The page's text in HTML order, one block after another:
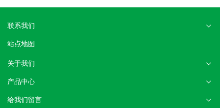
联系我们
站点地图
关于我们
产品中心
给我们留言